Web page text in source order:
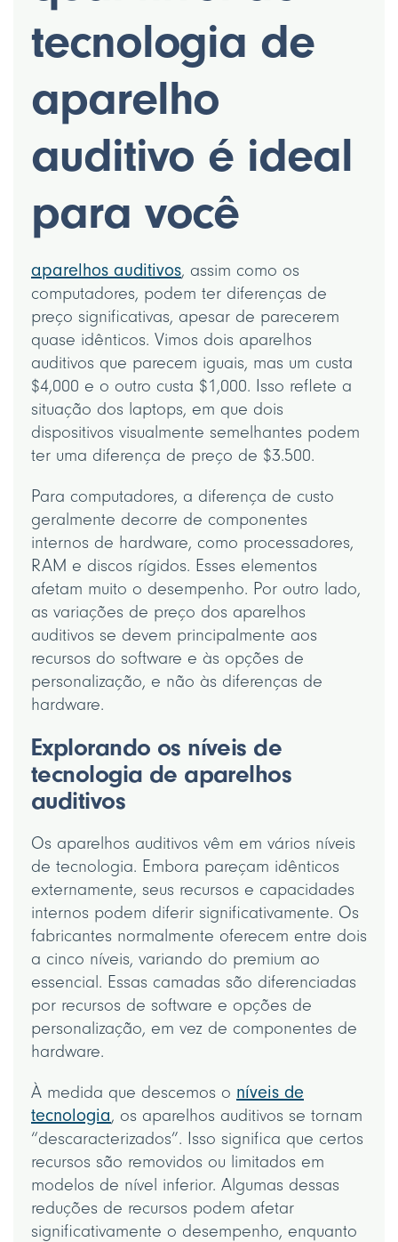
tecnologia de
aparelho
auditivo é ideal
para você
aparelhos auditivos, assim como os
computadores, podem ter diferenças de
preço significativas, apesar de parecerem
quase idênticos. Vimos dois aparelhos
auditivos que parecem iguais, mas um custa
$4,000 e o outro custa $1,000. Isso reflete a
situação dos laptops, em que dois
dispositivos visualmente semelhantes podem
ter uma diferença de preço de $3.500.
Para computadores, a diferença de custo
geralmente decorre de componentes
internos de hardware, como processadores,
RAM e discos rígidos. Esses elementos
afetam muito o desempenho. Por outro lado,
as variações de preço dos aparelhos
auditivos se devem principalmente aos
recursos do software e às opções de
personalização, e não às diferenças de
hardware.
Explorando os níveis de
tecnologia de aparelhos
auditivos
Os aparelhos auditivos vêm em vários níveis
de tecnologia. Embora pareçam idênticos
externamente, seus recursos e capacidades
internos podem diferir significativamente. Os
fabricantes normalmente oferecem entre dois
a cinco níveis, variando do premium ao
essencial. Essas camadas são diferenciadas
por recursos de software e opções de
personalização, em vez de componentes de
hardware.
À medida que descemos o níveis de
tecnologia, os aparelhos auditivos se tornam
“descaracterizados”. Isso significa que certos
recursos são removidos ou limitados em
modelos de nível inferior. Algumas dessas
reduções de recursos podem afetar
significativamente o desempenho, enquanto